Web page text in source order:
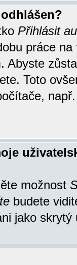
Přihlásit
práce
Abyste
Toto
možnost
budete
jako skrytý